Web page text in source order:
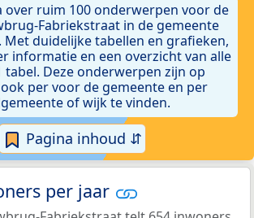
over ruim 100 onderwerpen voor de
Fabriekstraat in de gemeente
Met duidelijke tabellen en grafieken,
informatie en een overzicht van alle
tabel. Deze onderwerpen zijn op
per voor de gemeente en per
of wijk te vinden.
Pagina inhoud ⇵
per jaar